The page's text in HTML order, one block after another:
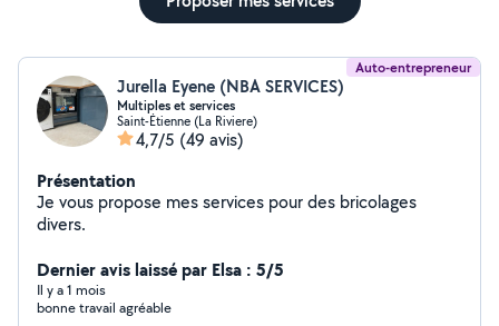
Auto-entrepreneur
Jurella Eyene (NBA SERVICES)
Multiples et services
Saint-Étienne (La Riviere)
4,7/5 (49 avis)
Présentation
Je vous propose mes services pour des bricolages
divers.
Dernier avis laissé par Elsa : 5/5
Il y a 1 mois
bonne travail agréable